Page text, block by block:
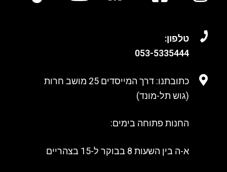
טלפון:
053-5335444
כתובתנו: דרך המייסדים 25 מושב חרות
(גוש תל-מונד)
החנות פתוחה בימים:
א-ה בין השעות 8 בבוקר ל-15 בצהריים